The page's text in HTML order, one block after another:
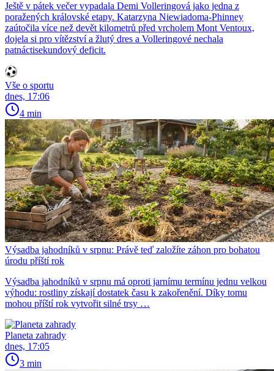
Ještě v pátek večer vypadala Demi Volleringová jako jedna z
poražených královské etapy. Katarzyna Niewiadoma-Phinney
zaútočila více než devět kilometrů před vrcholem Mont Ventoux,
dojela si pro vítězství a žlutý dres a Volleringové nechala
patnáctisekundový deficit.
Vše o sportu
dnes, 17:06
4 min
Výsadba jahodníků v srpnu: Právě teď založíte záhon pro bohatou
úrodu příští rok
Výsadba jahodníků v srpnu má oproti jarnímu termínu jednu velkou
výhodu: rostliny získají dostatek času k zakořenění. Díky tomu
mohou příští rok vytvořit silné trsy …
Planeta zahrady
dnes, 17:05
3 min